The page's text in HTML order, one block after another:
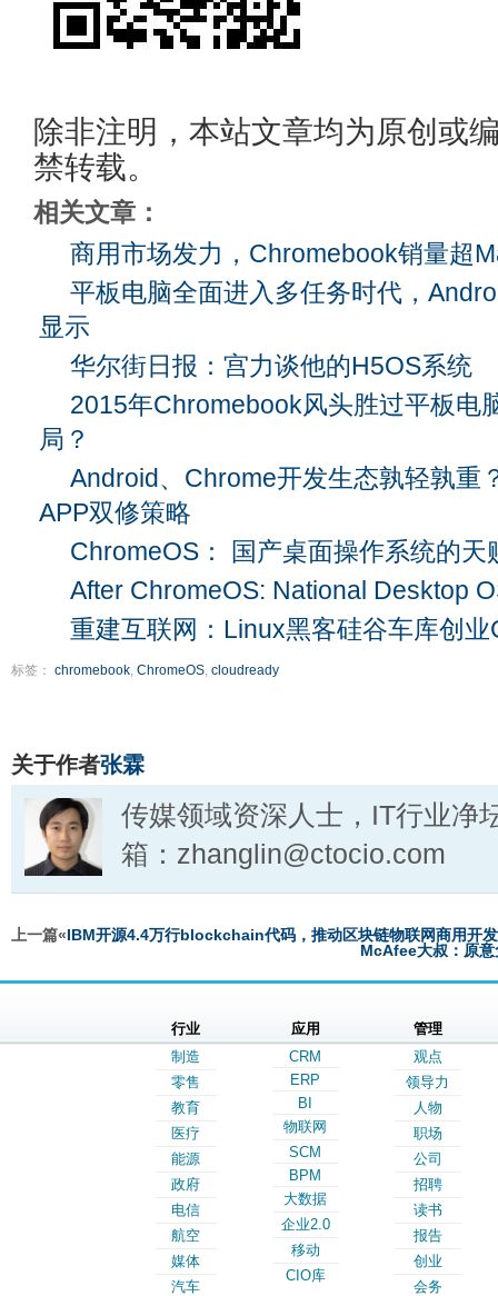
除非注明，本站文章均为原创或
禁转载。
相关文章：
商用市场发力，Chromebook销量超
平板电脑全面进入多任务时代，
显示
华尔街日报：宫力谈他的H5OS系统
2015年Chromebook风头胜过平板电
局？
Android、Chrome开发生态孰轻孰重
APP双修策略
ChromeOS： 国产桌面操作系统的天
After ChromeOS: National Desktop
重建互联网：Linux黑客硅谷车库创业
标签： chromebook, ChromeOS, cloudready
关于作者张霖
传媒领域资深人士，IT行业净
箱：zhanglin@ctocio.com
上一篇«IBM开源4.4万行blockchain代码，推动区块链物联网商用开发
McAfee大叔：原
行业
制造
零售
教育
医疗
能源
政府
电信
航空
媒体
汽车
应用
CRM
ERP
BI
物联网
SCM
BPM
大数据
企业2.0
移动
CIO库
管理
观点
领导力
人物
职场
公司
招聘
读书
报告
创业
会务